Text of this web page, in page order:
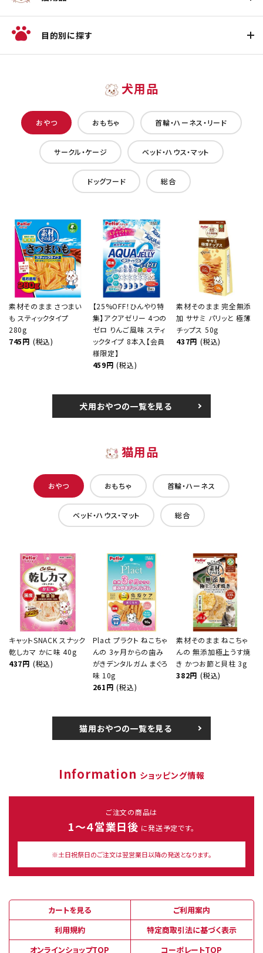
目的別に探す
犬用品
おやつ おもちゃ 首輪・ハーネス・リード
サークル・ケージ ベッド・ハウス・マット
ドッグフード 総合
素材そのまま さつまい
も スティックタイプ
280g
745円 (税込)
【25%OFF！ひんやり特
集】アクアゼリー 4つの
ゼロ りんご風味 スティ
ックタイプ 8本入【会員
様限定】
459円 (税込)
素材そのまま 完全無添
加 ササミ パリッと 極薄
チップス 50g
437円 (税込)
犬用おやつの一覧を見る
猫用品
おやつ おもちゃ 首輪・ハーネス
ベッド・ハウス・マット 総合
キャットSNACK スナック
乾しカマ かに味 40g
437円 (税込)
Plact プラクト ねこちゃ
んの 3ヶ月からの歯み
がきデンタルガム まぐろ
味 10g
261円 (税込)
素材そのまま ねこちゃ
んの 無添加極上うす焼
き かつお節と貝柱 3g
382円 (税込)
猫用おやつの一覧を見る
Information ショッピング情報
ご注文の商品は
1～４営業日後 に発送予定です。
※土日祝祭日のご注文は翌営業日以降の発送となります。
カートを見る
ご利用案内
利用規約
特定商取引法に基づく表示
オンラインショップTOP
コーポレートTOP